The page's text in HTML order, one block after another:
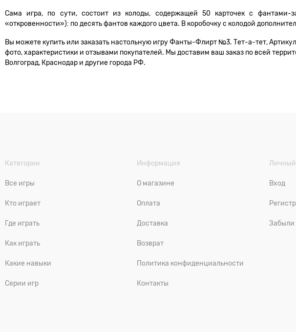
Сама игра, по сути, состоит из колоды, содержащей 50 карточек с фантами-
«откровенности»): по десять фантов каждого цвета. В коробочку с колодой
Вы можете купить или заказать настольную игру Фанты-Флирт №3. Тет-а-тет,
фото, характеристики и отзывами покупателей. Мы доставим ваш заказ по всей
Волгоград, Краснодар и другие города РФ.
Категории
Все игры
Кто играет
Где играть
Как играть
Какие навыки
Серии игр
Информация
О магазине
Оплата
Доставка
Возврат
Политика конфиденциальности
Контакты
Личный
Вход
Забыли